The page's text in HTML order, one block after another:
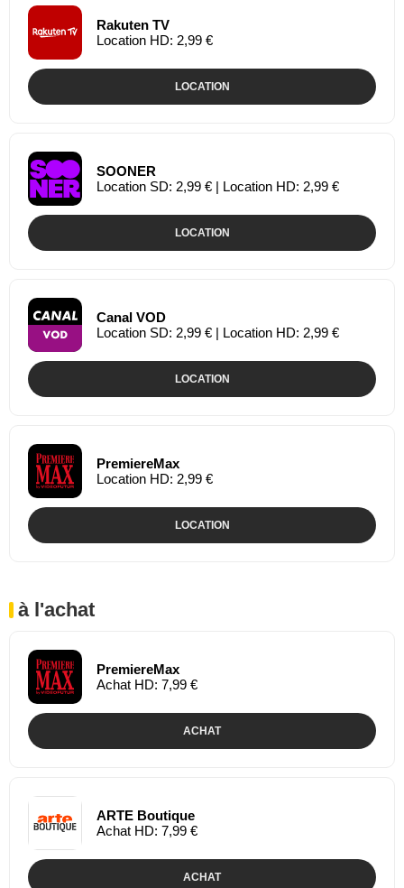
Rakuten TV
Location HD: 2,99 €
LOCATION
SOONER
Location SD: 2,99 € | Location HD: 2,99 €
LOCATION
Canal VOD
Location SD: 2,99 € | Location HD: 2,99 €
LOCATION
PremiereMax
Location HD: 2,99 €
LOCATION
à l'achat
PremiereMax
Achat HD: 7,99 €
ACHAT
ARTE Boutique
Achat HD: 7,99 €
ACHAT